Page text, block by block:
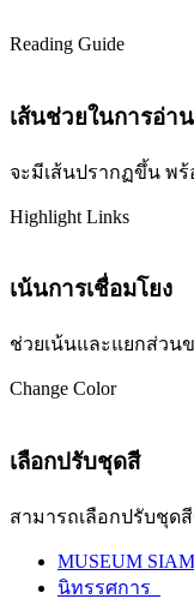
Reading Guide
เส้นช่วยในการอ่าน
จะมีเส้นปรากฏขึ้น พ
Highlight Links
เน้นการเชื่อมโยง
ช่วยเน้นและแยกส่วน
Change Color
เลือกปรับชุดสี
สามารถเลือกปรับชุด
MUSEUM
นิทรรศการ